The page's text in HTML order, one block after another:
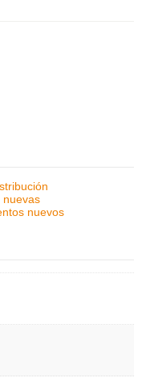
nuevas
nuevos